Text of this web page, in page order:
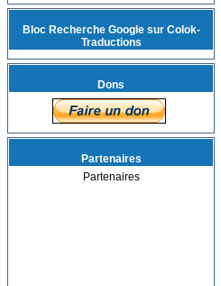
Bloc Recherche Google sur Colok-
Traductions
Dons
Partenaires
Partenaires